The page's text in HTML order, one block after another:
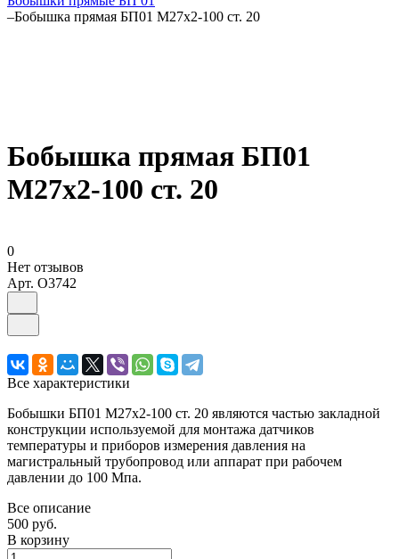
–Бобышка прямая БП01 М27х2-100 ст. 20
Бобышка прямая БП01
М27х2-100 ст. 20
0
Нет отзывов
Арт. O3742
Все характеристики
Бобышки БП01 М27х2-100 ст. 20 являются частью закладной
конструкции используемой для монтажа датчиков
температуры и приборов измерения давления на
магистральный трубопровод или аппарат при рабочем
давлении до 100 Мпа.
Все описание
500 руб.
В корзину